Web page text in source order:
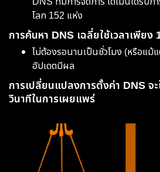
โลก 152 แห่ง
การค้นหา DNS เฉลี่ยใช้เวลาเพียง
ไม่ต้องรอนานเป็นชั่วโมง (หรือแม้
อัปเดตมีผล
การเปลี่ยนแปลงการตั้งค่า DNS จ
วินาทีในการเผยแพร่